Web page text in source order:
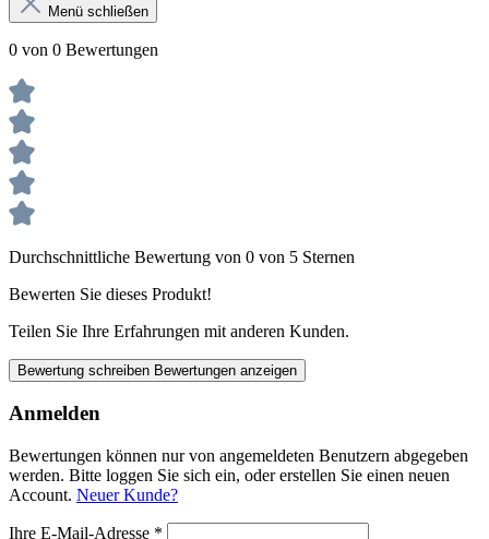
Menü schließen
0 von 0 Bewertungen
Durchschnittliche Bewertung von 0 von 5 Sternen
Bewerten Sie dieses Produkt!
Teilen Sie Ihre Erfahrungen mit anderen Kunden.
Bewertung schreiben Bewertungen anzeigen
Anmelden
Bewertungen können nur von angemeldeten Benutzern abgegeben
werden. Bitte loggen Sie sich ein, oder erstellen Sie einen neuen
Account. Neuer Kunde?
Ihre E-Mail-Adresse *